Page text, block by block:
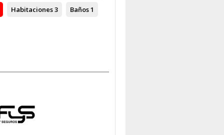
Habitaciones3 Baños1